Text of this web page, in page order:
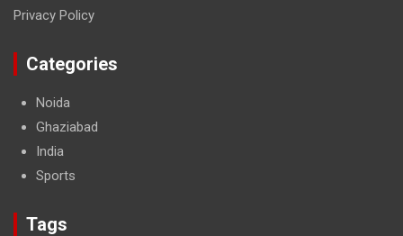
Privacy Policy
Categories
Noida
Ghaziabad
India
Sports
Tags